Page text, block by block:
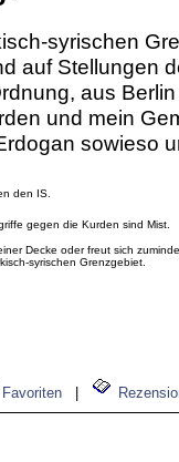
syrischen
auf Stellungen
aus
und mein
sowieso
den IS.
gegen die Kurden sind Mist.
Decke oder freut sich
syrischen Grenzgebiet.
Favoriten